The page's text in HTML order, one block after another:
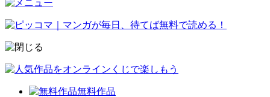
無料作品